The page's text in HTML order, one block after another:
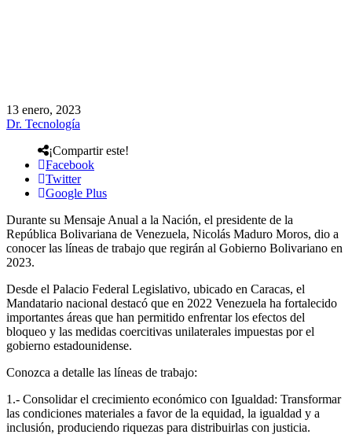
13 enero, 2023
Dr. Tecnología
¡Compartir este!
Facebook
Twitter
Google Plus
Durante su Mensaje Anual a la Nación, el presidente de la
República Bolivariana de Venezuela, Nicolás Maduro Moros, dio a
conocer las líneas de trabajo que regirán al Gobierno Bolivariano en
2023.
Desde el Palacio Federal Legislativo, ubicado en Caracas, el
Mandatario nacional destacó que en 2022 Venezuela ha fortalecido
importantes áreas que han permitido enfrentar los efectos del
bloqueo y las medidas coercitivas unilaterales impuestas por el
gobierno estadounidense.
Conozca a detalle las líneas de trabajo:
1.- Consolidar el crecimiento económico con Igualdad: Transformar
las condiciones materiales a favor de la equidad, la igualdad y a
inclusión, produciendo riquezas para distribuirlas con justicia.